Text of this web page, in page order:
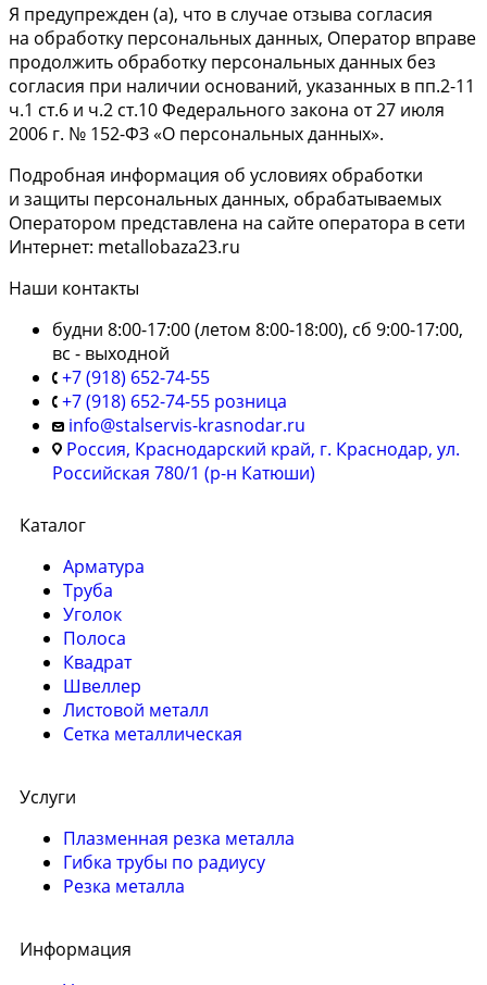
Я предупрежден (а), что в случае отзыва согласия
на обработку персональных данных, Оператор вправе
продолжить обработку персональных данных без
согласия при наличии оснований, указанных в пп.2-11
ч.1 ст.6 и ч.2 ст.10 Федерального закона от 27 июля
2006 г. № 152-ФЗ «О персональных данных».
Подробная информация об условиях обработки
и защиты персональных данных, обрабатываемых
Оператором представлена на сайте оператора в сети
Интернет: metallobaza23.ru
Наши контакты
будни 8:00-17:00 (летом 8:00-18:00), сб 9:00-17:00,
вс - выходной
+7 (918) 652-74-55
+7 (918) 652-74-55 розница
info@stalservis-krasnodar.ru
Россия, Краснодарский край, г. Краснодар, ул.
Российская 780/1 (р-н Катюши)
Каталог
Арматура
Труба
Уголок
Полоса
Квадрат
Швеллер
Листовой металл
Сетка металлическая
Услуги
Плазменная резка металла
Гибка трубы по радиусу
Резка металла
Информация